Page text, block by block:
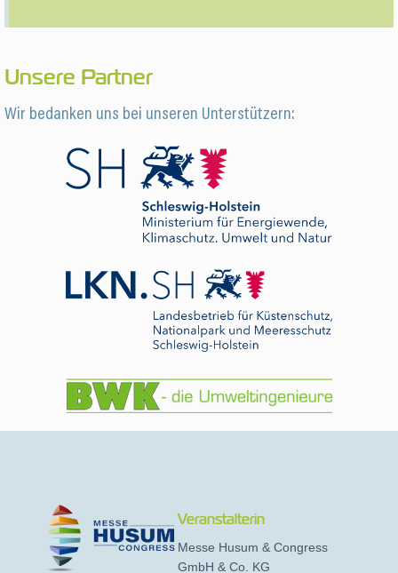
Unsere Partner
Wir bedanken uns bei unseren Unterstützern:
Veranstalterin
Messe Husum & Congress
GmbH & Co. KG